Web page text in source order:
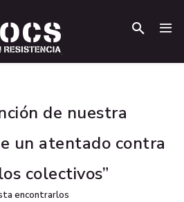
de nuestra
un atentado contra
colectivos”
encontrarlos